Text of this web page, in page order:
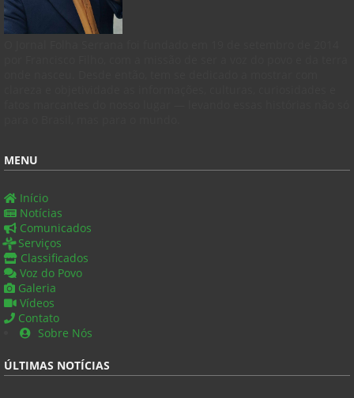
MENU
Início
Notícias
Comunicados
Serviços
Classificados
Voz do Povo
Galeria
Vídeos
Contato
Sobre Nós
ÚLTIMAS NOTÍCIAS